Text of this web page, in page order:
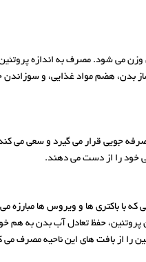
می شود. مصرف به اندازه
بدن، هضم مواد غذایی، و
جویی قرار می‌ گیرد و سعی می‌ کند
خود را از دست می ‌دهند.
که با باکتری‌ ها و ویروس ‌ها مبارزه
پروتئین، حفظ تعادل آب بدن به
از بافت های این ناحیه مصرف